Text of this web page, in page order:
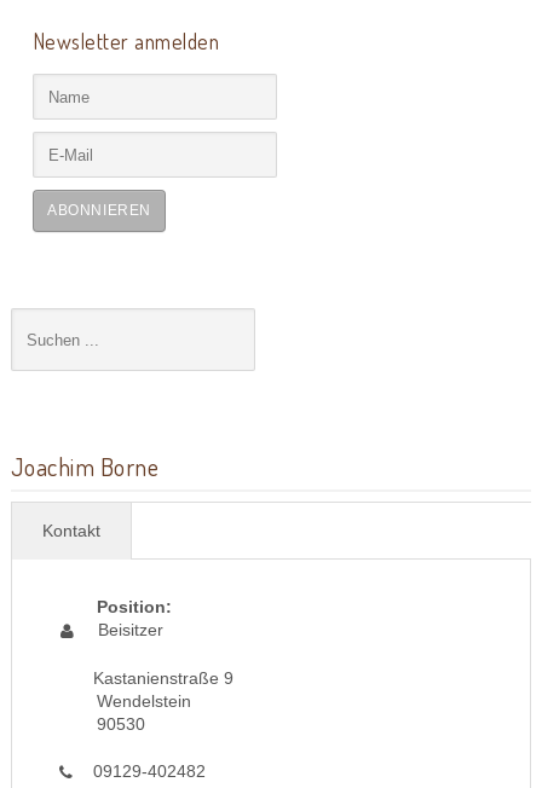
Newsletter anmelden
ABONNIEREN
Joachim Borne
Kontakt
Position:
Beisitzer
Kastanienstraße 9
Wendelstein
90530
09129-402482